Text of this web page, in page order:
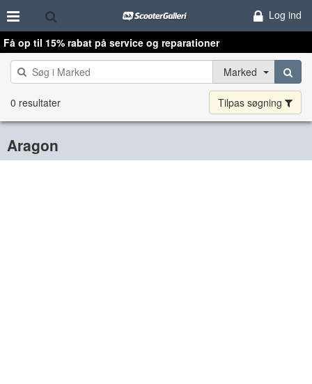
Log ind
Få op til 15% rabat på service og reparationer
Marked
0 resultater Tilpas søgning
Aragon